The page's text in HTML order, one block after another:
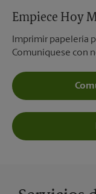
Empiece Hoy
Imprimir papelería
Comuníquese con